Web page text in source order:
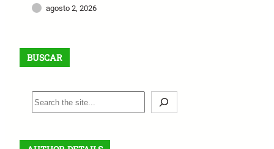
agosto 2, 2026
BUSCAR
B
u
c